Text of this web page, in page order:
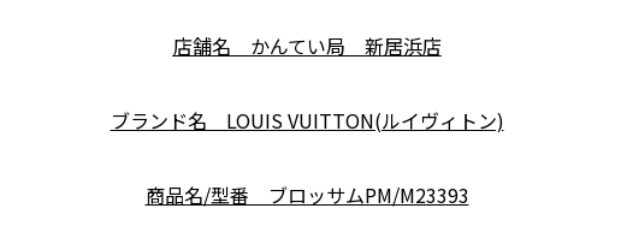
店舗名 かんてい局 新居浜店
ブランド名 LOUIS VUITTON(ルイヴィトン)
商品名/型番 ブロッサムPM/M23393